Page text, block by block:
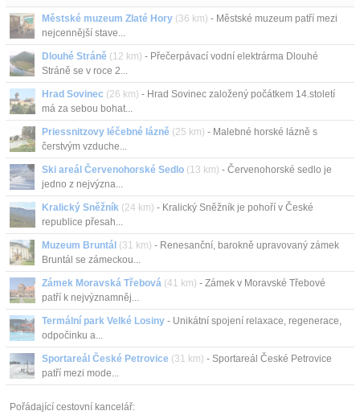
Městské muzeum Zlaté Hory (36 km) - Městské muzeum patří mezi
nejcennější stave...
Dlouhé Stráně (12 km) - Přečerpávací vodní elektrárma Dlouhé
Stráně se v roce 2...
Hrad Sovinec (26 km) - Hrad Sovinec založený počátkem 14.století
má za sebou bohat...
Priessnitzovy léčebné lázně (25 km) - Malebné horské lázně s
čerstvým vzduche...
Ski areál Červenohorské Sedlo (13 km) - Červenohorské sedlo je
jedno z nejvýzna...
Kralický Sněžník (24 km) - Kralický Sněžník je pohoří v České
republice přesah...
Muzeum Bruntál (31 km) - Renesanční, barokně upravovaný zámek
Bruntál se zámeckou...
Zámek Moravská Třebová (41 km) - Zámek v Moravské Třebové
patří k nejvýznamněj...
Termální park Velké Losiny - Unikátní spojení relaxace, regenerace,
odpočinku a...
Sportareál České Petrovice (31 km) - Sportareál České Petrovice
patří mezi mode...
Pořádající cestovní kancelář: